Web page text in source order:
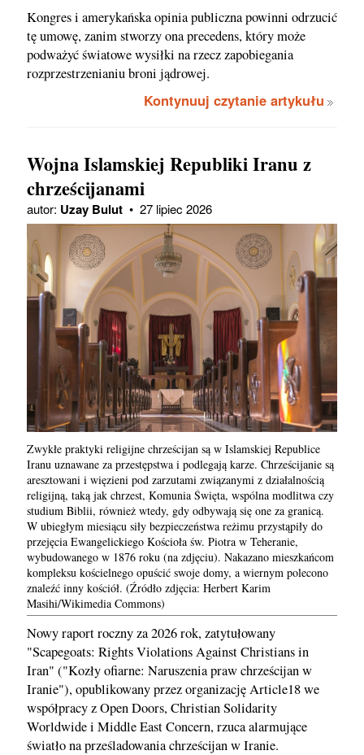
Kongres i amerykańska opinia publiczna powinni odrzucić
tę umowę, zanim stworzy ona precedens, który może
podważyć światowe wysiłki na rzecz zapobiegania
rozprzestrzenianiu broni jądrowej.
Kontynuuj czytanie artykułu
Wojna Islamskiej Republiki Iranu z
chrześcijanami
autor: Uzay Bulut • 27 lipiec 2026
Zwykłe praktyki religijne chrześcijan są w Islamskiej Republice
Iranu uznawane za przestępstwa i podlegają karze. Chrześcijanie są
aresztowani i więzieni pod zarzutami związanymi z działalnością
religijną, taką jak chrzest, Komunia Święta, wspólna modlitwa czy
studium Biblii, również wtedy, gdy odbywają się one za granicą.
W ubiegłym miesiącu siły bezpieczeństwa reżimu przystąpiły do
przejęcia Ewangelickiego Kościoła św. Piotra w Teheranie,
wybudowanego w 1876 roku (na zdjęciu). Nakazano mieszkańcom
kompleksu kościelnego opuścić swoje domy, a wiernym polecono
znaleźć inny kościół. (Źródło zdjęcia: Herbert Karim
Masihi/Wikimedia Commons)
Nowy raport roczny za 2026 rok, zatytułowany
"Scapegoats: Rights Violations Against Christians in
Iran" ("Kozły ofiarne: Naruszenia praw chrześcijan w
Iranie"), opublikowany przez organizację Article18 we
współpracy z Open Doors, Christian Solidarity
Worldwide i Middle East Concern, rzuca alarmujące
światło na prześladowania chrześcijan w Iranie.